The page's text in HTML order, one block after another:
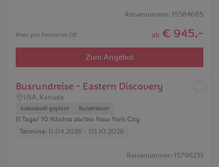
Reisenummer: 15584665
Preis pro Person im DZ ab € 945,-
Zum Angebot
Busrundreise - Eastern Discovery
USA, Kanada
Individuell geplant Rundreisen
11 Tage/ 10 Nächte ab/bis New York City
Termine: 11.04.2026 - 03.10.2026
Reisenummer: 15796233